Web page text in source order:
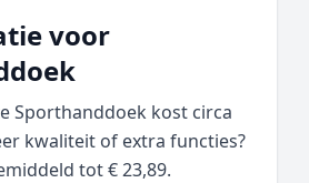
voor
Sporthanddoek kost circa
kwaliteit of extra functies?
tot € 23,89.